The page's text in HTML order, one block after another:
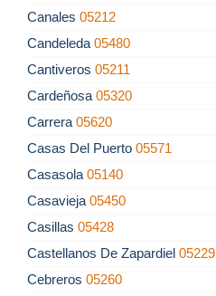
Canales 05212
Candeleda 05480
Cantiveros 05211
Cardeñosa 05320
Carrera 05620
Casas Del Puerto 05571
Casasola 05140
Casavieja 05450
Casillas 05428
Castellanos De Zapardiel 05229
Cebreros 05260